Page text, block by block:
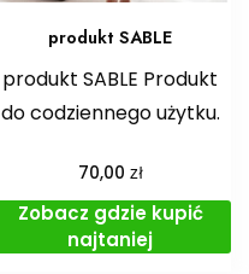
produkt SABLE
produkt SABLE Produkt
do codziennego użytku.
70,00 zł
Zobacz gdzie kupić
najtaniej